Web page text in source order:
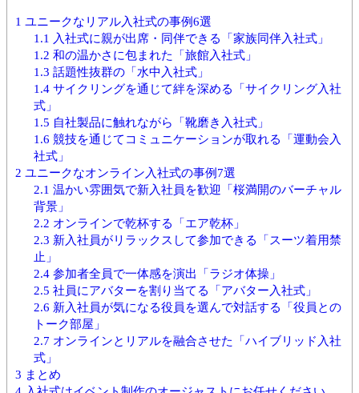
1 ユニークなリアル入社式の事例6選
1.1 入社式に親が出席・同伴できる「家族同伴入社式」
1.2 和の温かさに包まれた「旅館入社式」
1.3 話題性抜群の「水中入社式」
1.4サイクリングを通じて絆を深める「サイクリング入社
式」
1.5 自社製品に触れながら「靴磨き入社式」
1.6 競技を通じてコミュニケーションが取れる「運動会入
社式」
2 ユニークなオンライン入社式の事例7選
2.1 温かい雰囲気で新入社員を歓迎「桜満開のバーチャル
背景」
2.2 オンラインで乾杯する「エア乾杯」
2.3 新入社員がリラックスして参加できる「スーツ着用禁
止」
2.4参加者全員で一体感を演出「ラジオ体操」
2.5 社員にアバターを割り当てる「アバター入社式」
2.6 新入社員が気になる役員を選んで対話する「役員との
トーク部屋」
2.7 オンラインとリアルを融合させた「ハイブリッド入社
式」
3 まとめ